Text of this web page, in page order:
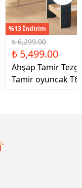
%13 İndirim
₺ 6,299.00
₺ 5,499.00
Ahşap Tamir
Tamir oyuncak